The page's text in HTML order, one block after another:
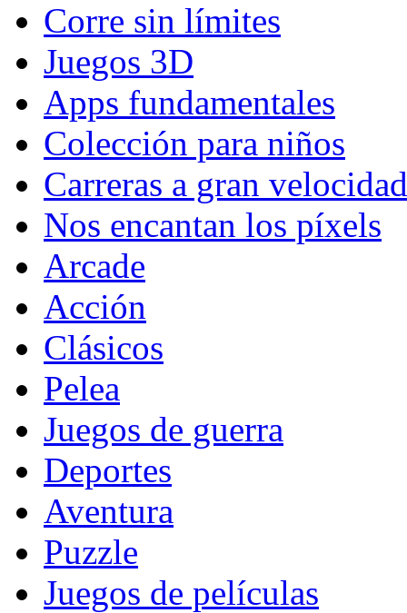
Corre sin límites
Juegos 3D
Apps fundamentales
Colección para niños
Carreras a gran velocidad
Nos encantan los píxels
Arcade
Acción
Clásicos
Pelea
Juegos de guerra
Deportes
Aventura
Puzzle
Juegos de películas